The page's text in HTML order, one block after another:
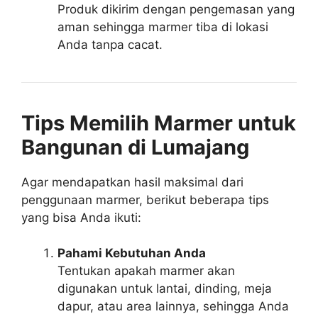
Produk dikirim dengan pengemasan yang
aman sehingga marmer tiba di lokasi
Anda tanpa cacat.
Tips Memilih Marmer untuk
Bangunan di Lumajang
Agar mendapatkan hasil maksimal dari
penggunaan marmer, berikut beberapa tips
yang bisa Anda ikuti:
Pahami Kebutuhan Anda
Tentukan apakah marmer akan
digunakan untuk lantai, dinding, meja
dapur, atau area lainnya, sehingga Anda